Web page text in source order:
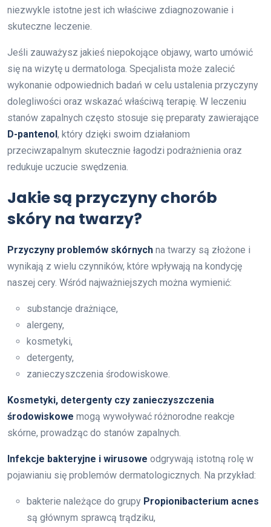
niezwykle istotne jest ich właściwe zdiagnozowanie i
skuteczne leczenie.
Jeśli zauważysz jakieś niepokojące objawy, warto umówić
się na wizytę u dermatologa. Specjalista może zalecić
wykonanie odpowiednich badań w celu ustalenia przyczyny
dolegliwości oraz wskazać właściwą terapię. W leczeniu
stanów zapalnych często stosuje się preparaty zawierające
D-pantenol, który dzięki swoim działaniom
przeciwzapalnym skutecznie łagodzi podrażnienia oraz
redukuje uczucie swędzenia.
Jakie są przyczyny chorób
skóry na twarzy?
Przyczyny problemów skórnych na twarzy są złożone i
wynikają z wielu czynników, które wpływają na kondycję
naszej cery. Wśród najważniejszych można wymienić:
substancje drażniące,
alergeny,
kosmetyki,
detergenty,
zanieczyszczenia środowiskowe.
Kosmetyki, detergenty czy zanieczyszczenia
środowiskowe mogą wywoływać różnorodne reakcje
skórne, prowadząc do stanów zapalnych.
Infekcje bakteryjne i wirusowe odgrywają istotną rolę w
pojawianiu się problemów dermatologicznych. Na przykład:
bakterie należące do grupy Propionibacterium acnes
są głównym sprawcą trądziku,